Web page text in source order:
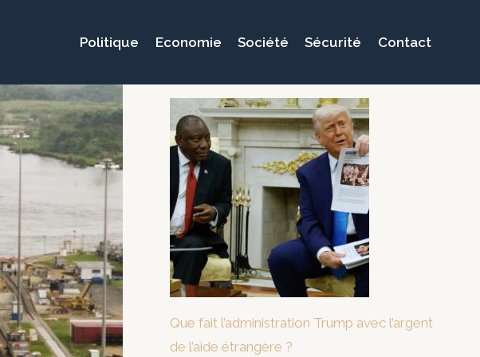
Politique Economie Société Sécurité Contact
Que fait l’administration Trump avec l’argent
de l’aide étrangère ?